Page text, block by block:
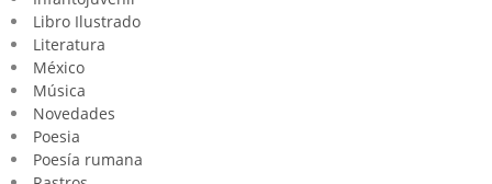
Libro Ilustrado
Literatura
México
Música
Novedades
Poesia
Poesía rumana